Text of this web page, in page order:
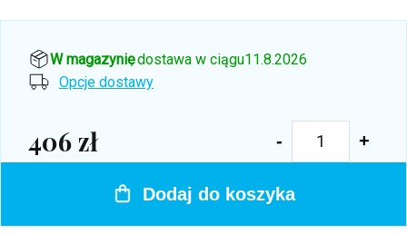
W magazynie, dostawa w ciągu11.8.2026
Opcje dostawy
406 zł
Cena
Dodaj do koszyka